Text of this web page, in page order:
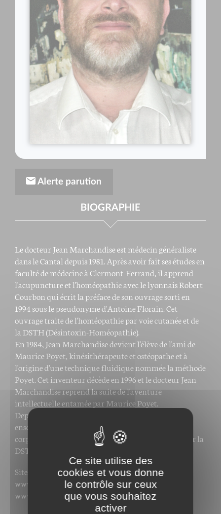
Alerte parution
BIOGRAPHIE
Le docteur Jean Marchandise est médecin généraliste
dans le Cantal depuis 1981. Après avoir fait ses études en
faculté de médecine à Clermont-Ferrand, il apprend
l'acupuncture et l'homéopathie avec le lyonnais Robert
Courbon qui écrit la préface de son ouvrage sorti en
1994 sous le pseudonyme d'Antoine Florain. Cet
ouvrage traite de l'homéopathie par voie cutanée et de
la DSTH (Désintoxin-Homéopathie).
En 1984, Jean Marchandise devient l'élève de l'ami de
Maurice Poyet, kinésithérapeute et ostéopathe et à
l'origine d'une technique fluidique nommée la méthode
Poyet. Cet inventeur décède en 1996 et le docteur Jean
Marchandise reprend la suite de l'aventure
intellectuelle entamée par Maurice Poyet.
Depuis 1999, Jean Marchandise organise un
enseignement de sa méthode (méthode À l'écoute du
corps) fille de la méthode Poyet, ainsi qu'un cours sur la
DSTH.
Sites de l'auteur :
www.alecouteducorps.fr
www.dsth.ch
Ce site utilise des
cookies et vous donne
le contrôle sur ceux
que vous souhaitez
activer